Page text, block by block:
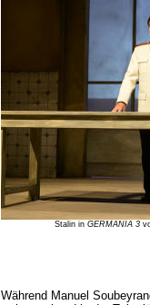
Stalin in GERMANIA 3
Während Manuel